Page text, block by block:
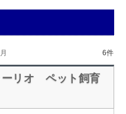
6件
ーリオ ペット飼育